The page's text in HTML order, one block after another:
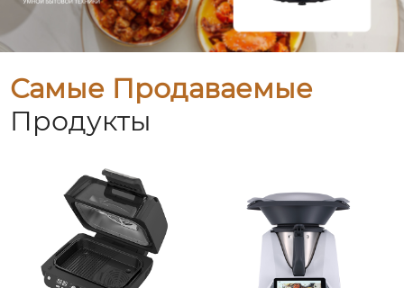
Самые Продаваемые
Продукты